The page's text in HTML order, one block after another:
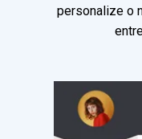
personalize o